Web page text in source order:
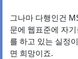
그나마 다행인건
문에 웹표준에 자
를 하고 있는 실정
면 희망이죠.